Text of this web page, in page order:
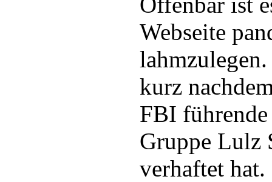
Webseite
kurz
FBI
Gruppe Lulz
verhaftet hat.